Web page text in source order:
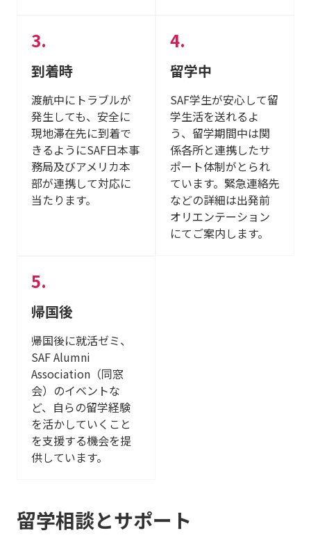
到着時
渡航中にトラブルが
発生しても、安全に
現地滞在先に到着で
きるようにSAF日本事
務局及びアメリカ本
部が連携して対応に
当たります。
留学中
SAF学生が安心して留
学生活を送れるよ
う、留学期間中は関
係各所と連携したサ
ポート体制がとられ
ています。緊急連絡先
などの詳細は出発前
オリエンテーション
にてご案内します。
帰国後
帰国後に就活ゼミ、
SAF Alumni
Association（同窓
会）のイベントな
ど、自らの留学経験
を活かしていくこと
を支援する機会を提
供しています。
留学相談とサポート